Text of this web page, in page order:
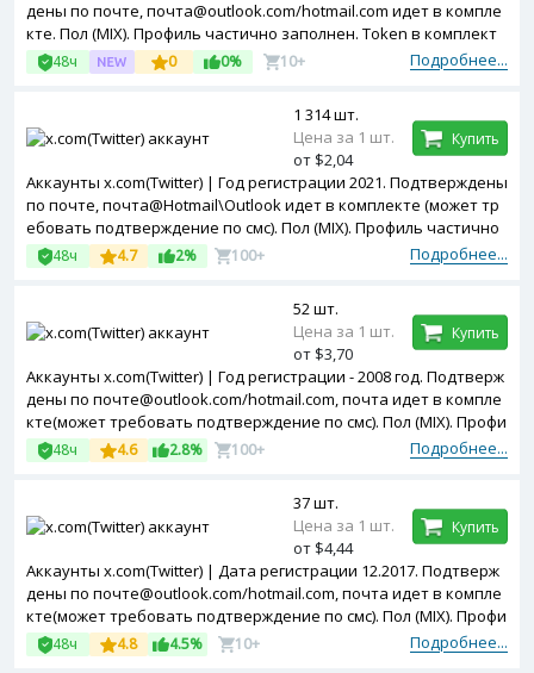
дены по почте, почта@outlook.com/hotmail.com идет в компле
кте. Пол (MIX). Профиль частично заполнен. Token в комплект
е. Двухфакторная авторизация включена. Зарегистрированы
с Germany ip.
Подробнее...
48ч 0 0% 10+
Аккаунты x.com(Twitter) | Год регистрации 2021. Подтверждены
по почте, почта@Hotmail\Outlook идет в комплекте (может тр
ебовать подтверждение по смс). Пол (MIX). Профиль частично
заполнен. Двухфакторная авторизация включена. Зарегистр
ированы с MIX ip.
Подробнее...
48ч 4.7 2% 100+
1 314 шт.
Цена за 1 шт.
от $2,04
Купить
Аккаунты x.com(Twitter) | Год регистрации - 2008 год. Подтверж
дены по почте@outlook.com/hotmail.com, почта идет в компле
кте(может требовать подтверждение по смс). Пол (MIX). Профи
ль частично заполнен. Двухфакторная авторизация включен
а. Token в комплекте.
Подробнее...
48ч 4.6 2.8% 100+
52 шт.
Цена за 1 шт.
от $3,70
Купить
Аккаунты x.com(Twitter) | Дата регистрации 12.2017. Подтверж
дены по почте@outlook.com/hotmail.com, почта идет в компле
кте(может требовать подтверждение по смс). Пол (MIX). Профи
ль частично заполнен. Двухфакторная авторизация включен
а. Token в комплекте. Зарегистрированы с MIX ip
Подробнее...
48ч 4.8 4.5% 10+
37 шт.
Цена за 1 шт.
от $4,44
Купить